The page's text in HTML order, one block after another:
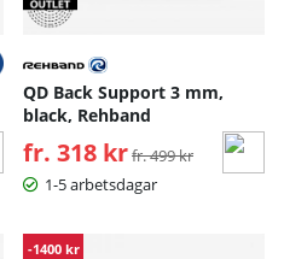
QD Back Support 3 mm,
black, Rehband
fr. 318 kr Ordinarie pris:
fr. 499 kr
1-5 arbetsdagar
-1400 kr